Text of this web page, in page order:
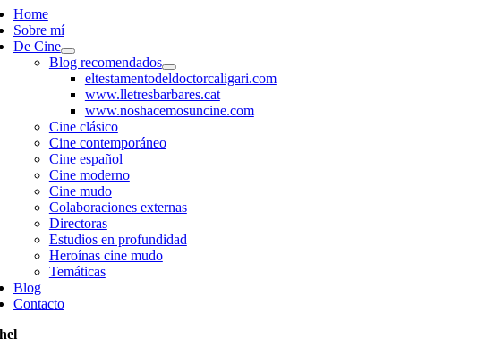
Home
Sobre mí
De Cine
Blog recomendados
eltestamentodeldoctorcaligari.com
www.lletresbarbares.cat
www.noshacemosuncine.com
Cine clásico
Cine contemporáneo
Cine español
Cine moderno
Cine mudo
Colaboraciones externas
Directoras
Estudios en profundidad
Heroínas cine mudo
Temáticas
Blog
Contacto